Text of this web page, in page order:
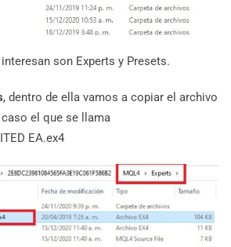
son Experts y Presets.
, dentro de ella vamos a copiar el archivo
el que se llama
EA.ex4